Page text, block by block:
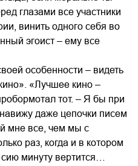
глазами все участники
винить одного себя во
эгоист – ему все
особенности – видеть
«Лучшее кино –
тот. – Я бы при
даже цепочки писем
мне все, чем мы с
раз, когда и в котором
минуту вертится…